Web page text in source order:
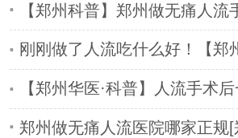
【郑州科普】郑州做无痛人流
刚刚做了人流吃什么好！【郑
【郑州华医·科普】人流手术
郑州做无痛人流医院哪家正规[